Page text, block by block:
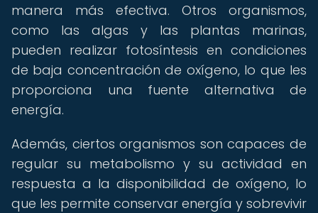
manera más efectiva. Otros organismos,
como las algas y las plantas marinas,
pueden realizar fotosíntesis en condiciones
de baja concentración de oxígeno, lo que les
proporciona una fuente alternativa de
energía.
Además, ciertos organismos son capaces de
regular su metabolismo y su actividad en
respuesta a la disponibilidad de oxígeno, lo
que les permite conservar energía y sobrevivir